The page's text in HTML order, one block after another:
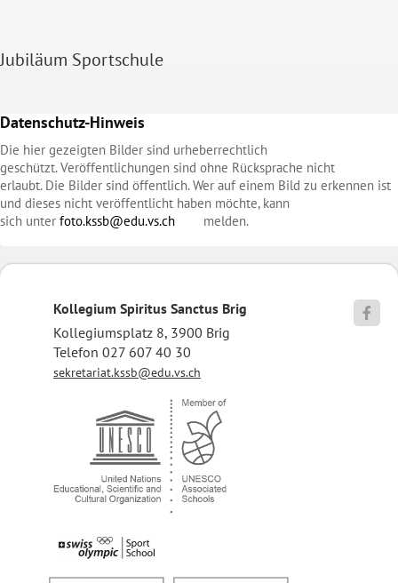
Jubiläum Sportschule
Datenschutz-Hinweis
Die hier gezeigten Bilder sind urheberrechtlich
geschützt. Veröffentlichungen sind ohne Rücksprache nicht
erlaubt. Die Bilder sind öffentlich. Wer auf einem Bild zu erkennen ist
und dieses nicht veröffentlicht haben möchte, kann
sich unter foto.kssb@edu.vs.ch melden.
Kollegium Spiritus Sanctus Brig
Kollegiumsplatz 8, 3900 Brig
Telefon 027 607 40 30
sekretariat.kssb@edu.vs.ch
